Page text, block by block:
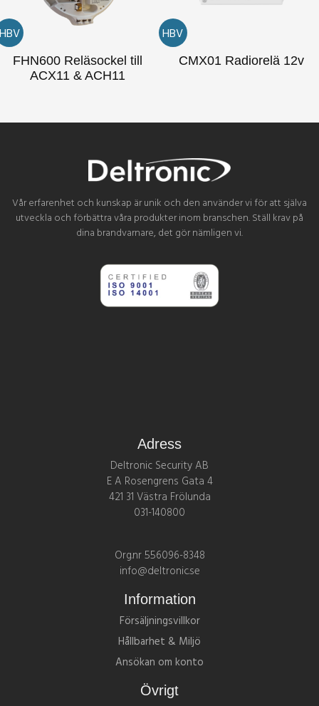
FHN600 Reläsockel till
ACX11 & ACH11
HBV
CMX01 Radiorelä 12v
Vår erfarenhet och kunskap är unik och den använder vi för att själva
utveckla och förbättra våra produkter inom branschen. Ställ krav på
dina brandvarnare, det gör nämligen vi.
Adress
Deltronic Security AB
E A Rosengrens Gata 4
421 31 Västra Frölunda
031-140800
Org.nr 556096-8348
info@deltronic.se
Information
Försäljningsvillkor
Hållbarhet & Miljö
Ansökan om konto
Övrigt